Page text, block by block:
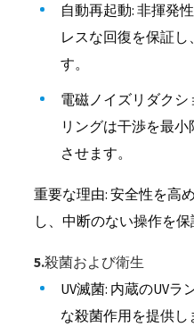
自動再起動: 非揮発
レスな回復を保証し
す。
電磁ノイズリダクシ
リングは干渉を最
させます。
重要な理由: 安全性を高
し、中断のない操作を保
5.殺菌および衛生
UV滅菌: 内蔵のUV
な殺菌作用を提供し